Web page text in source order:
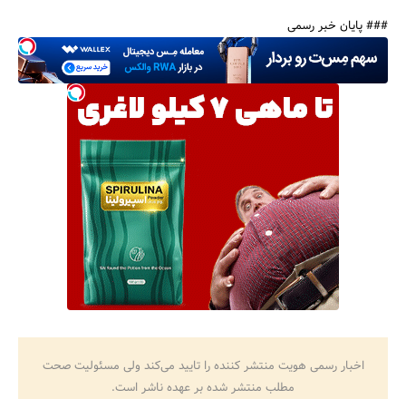
### پایان خبر رسمی
اخبار رسمی هویت منتشر کننده را تایید می‌کند ولی مسئولیت صحت
مطلب منتشر شده بر عهده ناشر است.